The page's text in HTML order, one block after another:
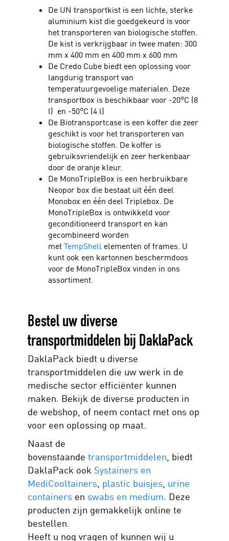
De UN transportkist is een lichte, sterke
aluminium kist die goedgekeurd is voor
het transporteren van biologische stoffen.
De kist is verkrijgbaar in twee maten: 300
mm x 400 mm en 400 mm x 600 mm
De Credo Cube biedt een oplossing voor
langdurig transport van
temperatuurgevoelige materialen. Deze
transportbox is beschikbaar voor -20°C (8
l) en -50°C (4 l)
De Biotransportcase is een koffer die zeer
geschikt is voor het transporteren van
biologische stoffen. De koffer is
gebruiksvriendelijk en zeer herkenbaar
door de oranje kleur.
De MonoTripleBox is een herbruikbare
Neopor box die bestaat uit één deel
Monobox en één deel Triplebox. De
MonoTripleBox is ontwikkeld voor
geconditioneerd transport en kan
gecombineerd worden
met TempShell elementen of frames. U
kunt ook een kartonnen beschermdoos
voor de MonoTripleBox vinden in ons
assortiment.
Bestel uw diverse
transportmiddelen bij DaklaPack
DaklaPack biedt u diverse
transportmiddelen die uw werk in de
medische sector efficiënter kunnen
maken. Bekijk de diverse producten in
de webshop, of neem contact met ons op
voor een oplossing op maat.
Naast de
bovenstaande transportmiddelen, biedt
DaklaPack ook Systainers en
MediCooltainers, plastic buisjes, urine
containers en swabs en medium. Deze
producten zijn gemakkelijk online te
bestellen.
Heeft u nog vragen of kunnen wij u